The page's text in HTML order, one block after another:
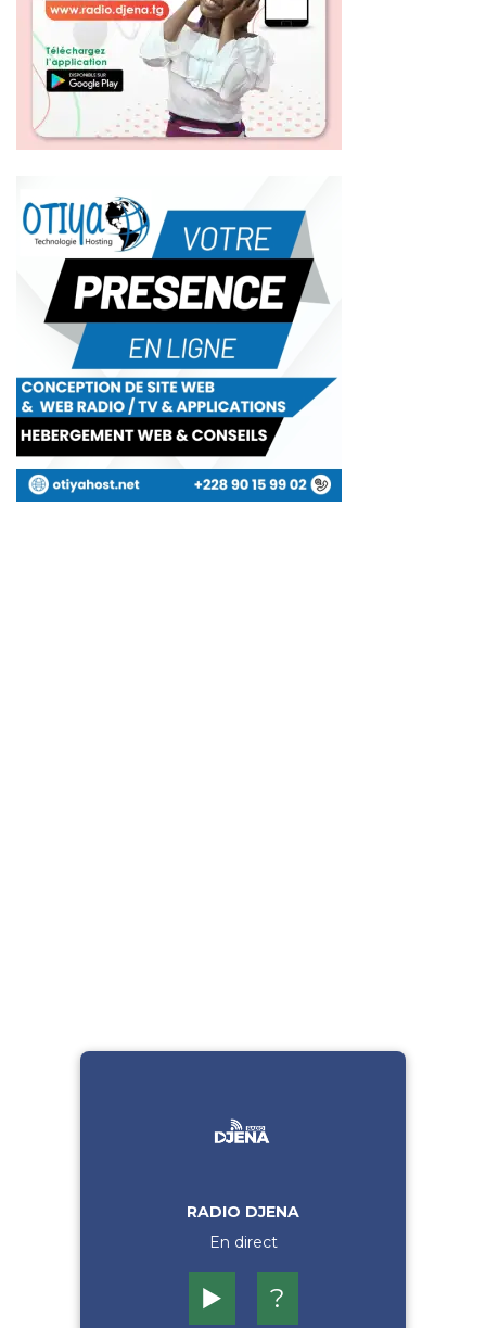
RADIO DJENA
En direct
▶️ ?